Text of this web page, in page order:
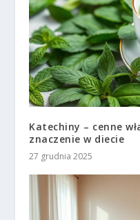
Katechiny – cenne
znaczenie w diecie
27 grudnia 2025